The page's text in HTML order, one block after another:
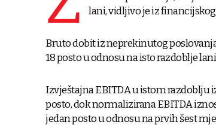
lani, vidljivo je iz
Bruto dobit iz neprekinutog
18 posto u odnosu na isto razdoblje
Izvještajna EBITDA u istom razdoblju
posto, dok normalizirana EBITDA
jedan posto u odnosu na prvih šest